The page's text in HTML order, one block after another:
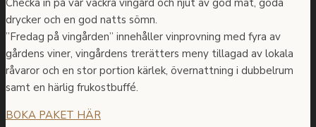
drycker och en god natts sömn.
”Fredag på vingården” innehåller vinprovning med fyra av
gårdens viner, vingårdens trerätters meny tillagad av lokala
råvaror och en stor portion kärlek, övernattning i dubbelrum
samt en härlig frukostbuffé.
BOKA PAKET HÄR